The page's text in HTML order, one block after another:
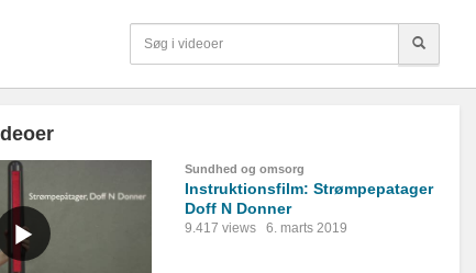
Sundhed og omsorg
Instruktionsfilm: Strømpepatager
Doff N Donner
9.417 views 6. marts 2019